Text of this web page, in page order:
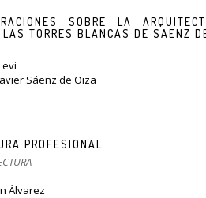
SOBRE LA
LAS TORRES BLANCAS DE SAENZ
Sáenz de Oiza
PROFESIONAL
Álvarez